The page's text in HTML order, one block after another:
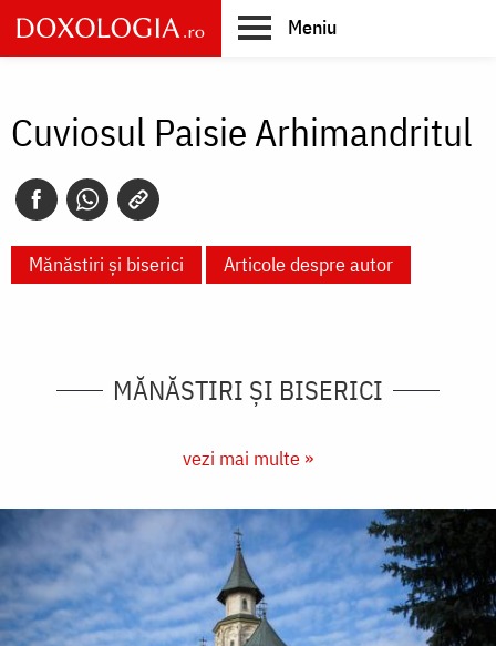
Skip
to
main
Meniu
Cuviosul Paisie Arhimandritul
Mănăstiri și biserici Articole despre autor
MĂNĂSTIRI ȘI BISERICI
vezi mai multe »